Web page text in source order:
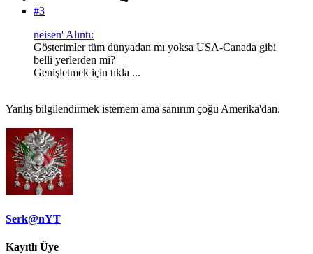
#3
neisen' Alıntı:
Gösterimler tüm dünyadan mı yoksa USA-Canada gibi
belli yerlerden mi?
Genişletmek için tıkla ...
Yanlış bilgilendirmek istemem ama sanırım çoğu Amerika'dan.
Serk@nYT
Kayıtlı Üye